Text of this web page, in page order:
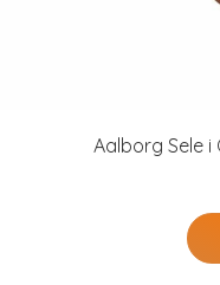
Aalborg Sele